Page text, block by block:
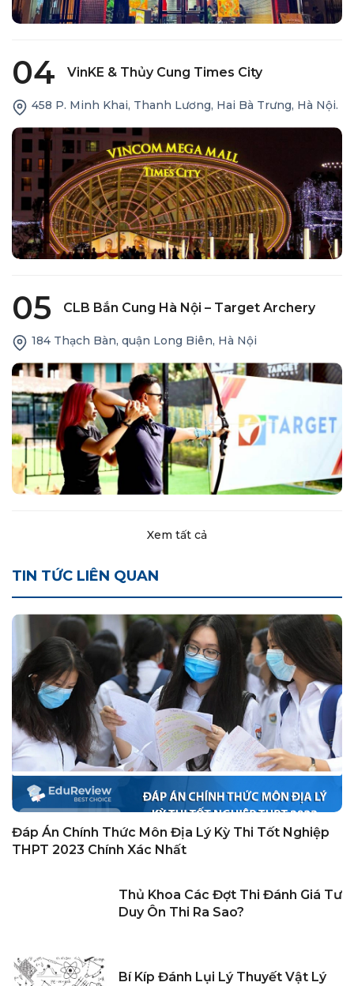
04 VinKE & Thủy Cung Times City
458 P. Minh Khai, Thanh Lương, Hai Bà Trưng, Hà Nội.
05 CLB Bắn Cung Hà Nội – Target Archery
184 Thạch Bàn, quận Long Biên, Hà Nội
Xem tất cả
TIN TỨC LIÊN QUAN
Đáp Án Chính Thức Môn Địa Lý Kỳ Thi Tốt Nghiệp
THPT 2023 Chính Xác Nhất
Thủ Khoa Các Đợt Thi Đánh Giá Tư
Duy Ôn Thi Ra Sao?
Bí Kíp Đánh Lụi Lý Thuyết Vật Lý